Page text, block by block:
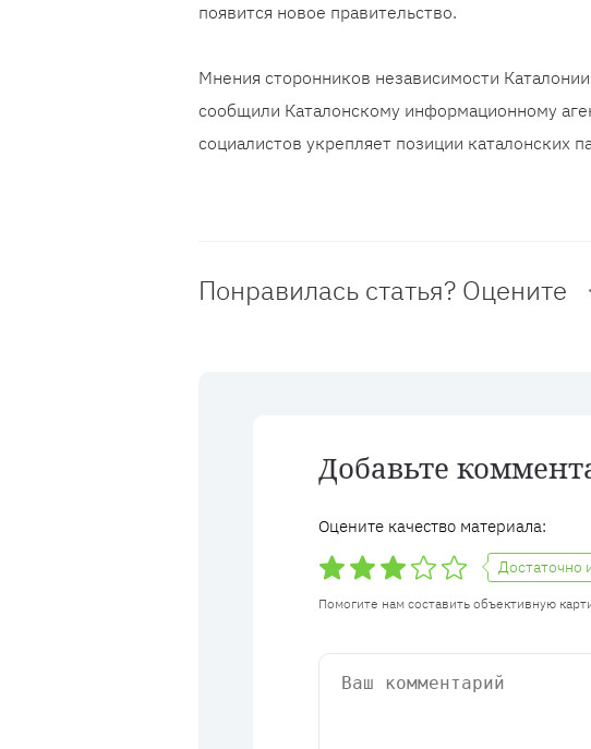
появится новое правительство.
Мнения сторонников независимости
сообщили Каталонскому информационному
социалистов укрепляет позиции каталонских
Понравилась статья? Оцените
Добавьте
Оцените качество материала:
Достаточно
Помогите нам составить объективную